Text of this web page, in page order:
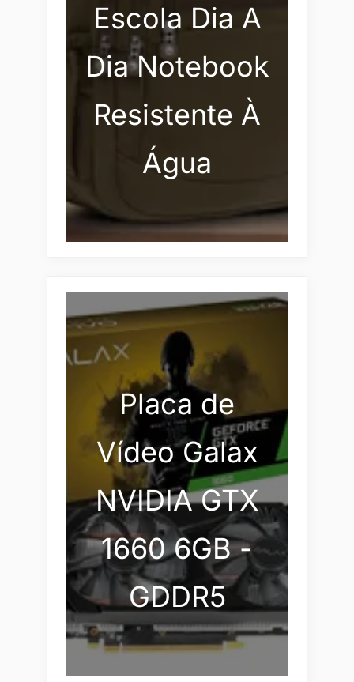
Escola Dia A
Dia Notebook
Resistente À
Água
Placa de
Vídeo Galax
NVIDIA GTX
1660 6GB -
GDDR5